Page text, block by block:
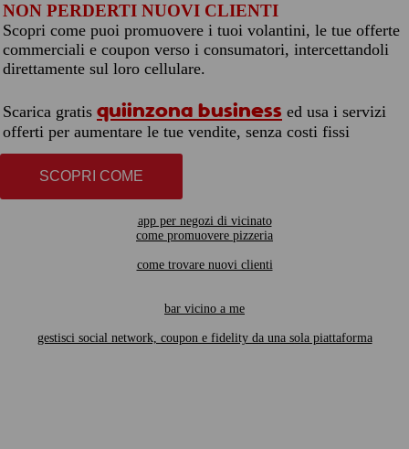
NON PERDERTI NUOVI CLIENTI
Scopri come puoi promuovere i tuoi volantini, le tue offerte
commerciali e coupon verso i consumatori, intercettandoli
direttamente sul loro cellulare.
Scarica gratis quiinzona business ed usa i servizi
offerti per aumentare le tue vendite, senza costi fissi
SCOPRI COME
app per negozi di vicinato
come promuovere pizzeria
come trovare nuovi clienti
bar vicino a me
gestisci social network, coupon e fidelity da una sola piattaforma